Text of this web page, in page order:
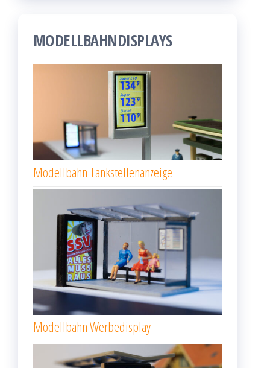
MODELLBAHNDISPLAYS
Modellbahn Tankstellenanzeige
Modellbahn Werbedisplay